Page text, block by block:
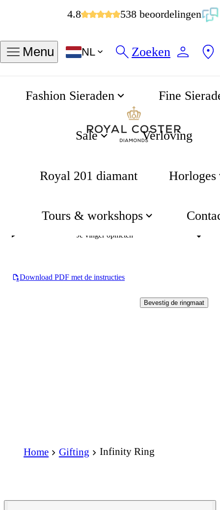
Mijn ringmaat vinden
Maten in MM
52
56
Je vinger opmeten
Download PDF met de instructies
Bevestig de ringmaat
4.8 538 beoordelingen
Menu NL Zoeken
Fashion Sieraden Fine
Sale Verloving
Royal 201 diamant Horloges
Tours & workshops
Home Gifting Infinity Ring